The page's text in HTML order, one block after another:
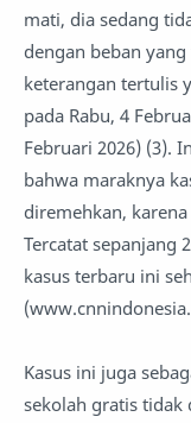
mati, dia sedang
dengan beban
keterangan tertulis
pada Rabu, 4
Februari 2026) (3).
bahwa maraknya
diremehkan,
Tercatat sepanjang
kasus terbaru ini
Kasus ini juga
sekolah gratis tidak